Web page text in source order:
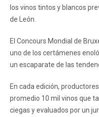
los vinos tintos y blancos
de León.
El Concours Mondial de
uno de los certámenes
un escaparate de las
En cada edición,
promedio 10 mil vinos que
ciegas y evaluados por un